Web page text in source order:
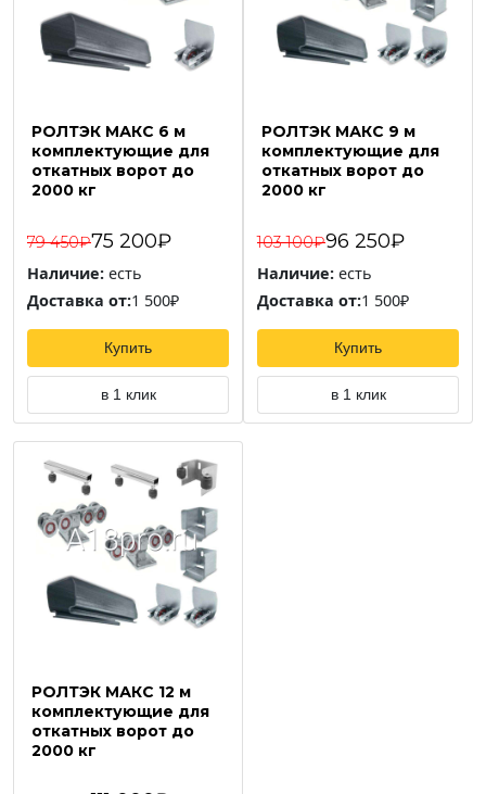
РОЛТЭК МАКС 6 м
комплектующие для
откатных ворот до
2000 кг
79 450₽75 200₽
Наличие: есть
Доставка от:1 500₽
Купить
в 1 клик
РОЛТЭК МАКС 9 м
комплектующие для
откатных ворот до
2000 кг
103 100₽96 250₽
Наличие: есть
Доставка от:1 500₽
Купить
в 1 клик
РОЛТЭК МАКС 12 м
комплектующие для
откатных ворот до
2000 кг